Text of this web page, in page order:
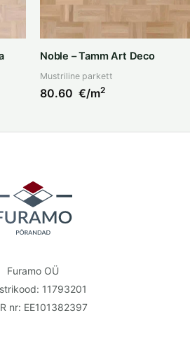
Noble – Tamm Art Deco
Mustriline parkett
80.60 €/m2
Furamo OÜ
11793201
nr: EE101382397